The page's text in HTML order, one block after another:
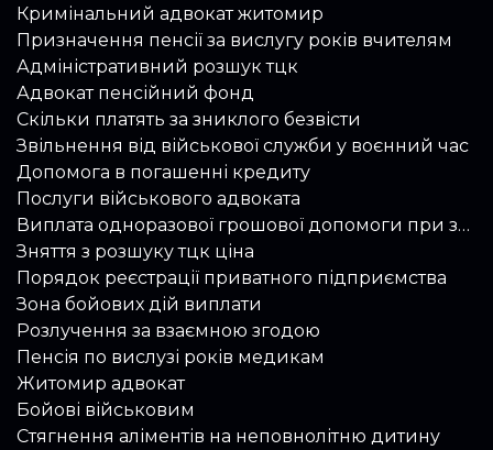
Кримінальний адвокат житомир
Призначення пенсії за вислугу років вчителям
Адміністративний розшук тцк
Адвокат пенсійний фонд
Скільки платять за зниклого безвісти
Звільнення від військової служби у воєнний час
Допомога в погашенні кредиту
Послуги військового адвоката
Виплата одноразової грошової допомоги при звільненні зі служби
Зняття з розшуку тцк ціна
Порядок реєстрації приватного підприємства
Зона бойових дій виплати
Розлучення за взаємною згодою
Пенсія по вислузі років медикам
Житомир адвокат
Бойові військовим
Стягнення аліментів на неповнолітню дитину